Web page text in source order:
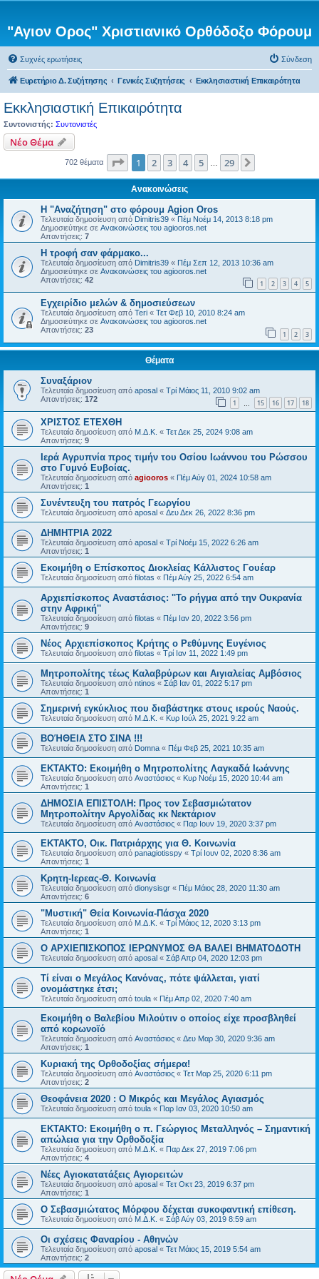
"Αγιον Ορος" Χριστιανικό Ορθόδοξο Φόρουμ
Συχνές ερωτήσεις Σύνδεση
Ευρετήριο Δ. Συζήτησης Γενικές Συζητήσεις Εκκλησιαστική Επικαιρότητα
Εκκλησιαστική Επικαιρότητα
Συντονιστής: Συντονιστές
Νέο Θέμα
702 θέματα Σελίδα από29
1 2 3 4 5 29
Ανακοινώσεις
Η "Αναζήτηση" στο φόρουμ Agion Oros
Τελευταία δημοσίευση από Dimitris39 « Πέμ Νοέμ 14, 2013 8:18 pm
Δημοσιεύτηκε σε Ανακοινώσεις του agiooros.net
Απαντήσεις: 7
H τροφή σαν φάρμακο...
Τελευταία δημοσίευση από Dimitris39 « Πέμ Σεπ 12, 2013 10:36 am
Δημοσιεύτηκε σε Ανακοινώσεις του agiooros.net
Απαντήσεις: 42 1 2 3 4 5
Εγχειρίδιο μελών & δημοσιεύσεων
Τελευταία δημοσίευση από Teri « Τετ Φεβ 10, 2010 8:24 am
Δημοσιεύτηκε σε Ανακοινώσεις του agiooros.net
Απαντήσεις: 23 1 2 3
Θέματα
Συναξάριον
Τελευταία δημοσίευση από aposal « Τρί Μάιος 11, 2010 9:02 am
Απαντήσεις: 172 1 15 16 17 18
ΧΡΙΣΤΟΣ ΕΤΕΧΘΗ
Τελευταία δημοσίευση από Μ.Δ.Κ. « Τετ Δεκ 25, 2024 9:08 am
Απαντήσεις: 9
Ιερά Αγρυπνία προς τιμήν του Οσίου Ιωάννου του Ρώσσου
στο Γυμνό Ευβοίας.
Τελευταία δημοσίευση από agiooros « Πέμ Αύγ 01, 2024 10:58 am
Απαντήσεις: 1
Συνέντευξη του πατρός Γεωργίου
Τελευταία δημοσίευση από aposal « Δευ Δεκ 26, 2022 8:36 pm
ΔΗΜΗΤΡΙΑ 2022
Τελευταία δημοσίευση από aposal « Τρί Νοέμ 15, 2022 6:26 am
Απαντήσεις: 1
Εκοιμήθη ο Επίσκοπος Διοκλείας Κάλλιστος Γουέαρ
Τελευταία δημοσίευση από filotas « Πέμ Αύγ 25, 2022 6:54 am
Αρχιεπίσκοπος Αναστάσιος: ''Το ρήγμα από την Ουκρανία
στην Αφρική''
Τελευταία δημοσίευση από filotas « Πέμ Ιαν 20, 2022 3:56 pm
Απαντήσεις: 9
Νέος Αρχιεπίσκοπος Κρήτης ο Ρεθύμνης Ευγένιος
Τελευταία δημοσίευση από filotas « Τρί Ιαν 11, 2022 1:49 pm
Μητροπολίτης τέως Καλαβρύρων και Αιγιαλείας Αμβόσιος
Τελευταία δημοσίευση από ntinos « Σάβ Ιαν 01, 2022 5:17 pm
Απαντήσεις: 1
Σημερινή εγκύκλιος που διαβάστηκε στους ιερούς Ναούς.
Τελευταία δημοσίευση από Μ.Δ.Κ. « Κυρ Ιούλ 25, 2021 9:22 am
ΒΟΉΘΕΙΑ ΣΤΟ ΣΙΝΑ !!!
Τελευταία δημοσίευση από Domna « Πέμ Φεβ 25, 2021 10:35 am
ΕΚΤΑΚΤΟ: Εκοιμήθη ο Μητροπολίτης Λαγκαδά Ιωάννης
Τελευταία δημοσίευση από Αναστάσιος « Κυρ Νοέμ 15, 2020 10:44 am
Απαντήσεις: 1
ΔΗΜΟΣΙΑ ΕΠΙΣΤΟΛΗ: Προς τον Σεβασμιώτατον
Μητροπολίτην Αργολίδας κκ Νεκτάριον
Τελευταία δημοσίευση από Αναστάσιος « Παρ Ιουν 19, 2020 3:37 pm
ΕΚΤΑΚΤΟ, Οικ. Πατριάρχης για Θ. Κοινωνία
Τελευταία δημοσίευση από panagiotisspy « Τρί Ιουν 02, 2020 8:36 am
Απαντήσεις: 1
Κρητη-Ιερεας-Θ. Κοινωνία
Τελευταία δημοσίευση από dionysisgr « Πέμ Μάιος 28, 2020 11:30 am
Απαντήσεις: 6
"Μυστική" Θεία Κοινωνία-Πάσχα 2020
Τελευταία δημοσίευση από Μ.Δ.Κ. « Τρί Μάιος 12, 2020 3:13 pm
Απαντήσεις: 1
Ο ΑΡΧΙΕΠΙΣΚΟΠΟΣ ΙΕΡΩΝΥΜΟΣ ΘΑ ΒΑΛΕΙ ΒΗΜΑΤΟΔΟΤΗ
Τελευταία δημοσίευση από aposal « Σάβ Απρ 04, 2020 12:03 pm
Τί είναι ο Μεγάλος Κανόνας, πότε ψάλλεται, γιατί
ονομάστηκε έτσι;
Τελευταία δημοσίευση από toula « Πέμ Απρ 02, 2020 7:40 am
Εκοιμήθη ο Βαλεβίου Μιλούτιν ο οποίος είχε προσβληθεί
από κορωνοϊό
Τελευταία δημοσίευση από Αναστάσιος « Δευ Μαρ 30, 2020 9:36 am
Απαντήσεις: 1
Κυριακή της Ορθοδοξίας σήμερα!
Τελευταία δημοσίευση από Αναστάσιος « Τετ Μαρ 25, 2020 6:11 pm
Απαντήσεις: 2
Θεοφάνεια 2020 : Ο Μικρός και Μεγάλος Αγιασμός
Τελευταία δημοσίευση από toula « Παρ Ιαν 03, 2020 10:50 am
ΕΚΤΑΚΤΟ: Εκοιμήθη ο π. Γεώργιος Μεταλληνός – Σημαντική
απώλεια για την Ορθοδοξία
Τελευταία δημοσίευση από Μ.Δ.Κ. « Παρ Δεκ 27, 2019 7:06 pm
Απαντήσεις: 4
Νέες Αγιοκατατάξεις Αγιορειτών
Τελευταία δημοσίευση από aposal « Τετ Οκτ 23, 2019 6:37 pm
Απαντήσεις: 1
O Σεβασμιώτατος Μόρφου δέχεται συκοφαντική επίθεση.
Τελευταία δημοσίευση από Μ.Δ.Κ. « Σάβ Αύγ 03, 2019 8:59 am
Οι σχέσεις Φαναρίου - Αθηνών
Τελευταία δημοσίευση από aposal « Τετ Μάιος 15, 2019 5:54 am
Απαντήσεις: 2